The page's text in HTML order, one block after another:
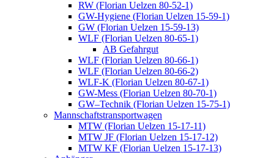
RW (Florian Uelzen 80-52-1)
GW-Hygiene (Florian Uelzen 15-59-1)
GW (Florian Uelzen 15-59-13)
WLF (Florian Uelzen 80-65-1)
AB Gefahrgut
WLF (Florian Uelzen 80-66-1)
WLF (Florian Uelzen 80-66-2)
WLF-K (Florian Uelzen 80-67-1)
GW-Mess (Florian Uelzen 80-70-1)
GW–Technik (Florian Uelzen 15-75-1)
Mannschaftstransportwagen
MTW (Florian Uelzen 15-17-11)
MTW JF (Florian Uelzen 15-17-12)
MTW KF (Florian Uelzen 15-17-13)